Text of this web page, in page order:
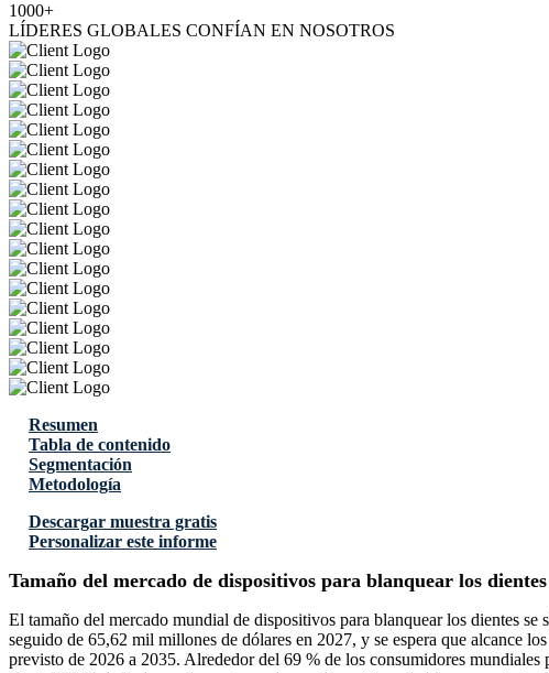
1000+
LÍDERES GLOBALES CONFÍAN EN NOSOTROS
Resumen
Tabla de contenido
Segmentación
Metodología
Descargar muestra gratis
Personalizar este informe
Tamaño del mercado de dispositivos para blanquear los dientes
El tamaño del mercado mundial de dispositivos para blanquear los dientes
seguido de 65,62 mil millones de dólares en 2027, y se espera que alcance
previsto de 2026 a 2035. Alrededor del 69 % de los consumidores